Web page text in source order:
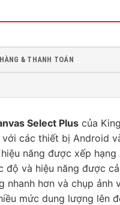
& THANH TOÁN
Select Plus của
các thiết bị Android
năng được xếp hạng
độ và hiệu năng được
nhanh hơn và chụp ảnh
mức dung lượng lên